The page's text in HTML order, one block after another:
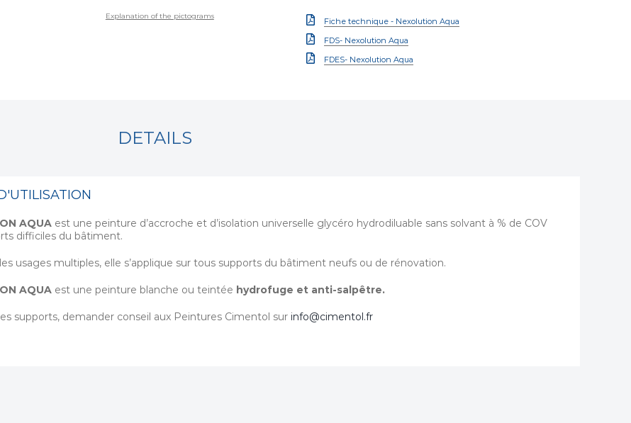
Explanation of the pictograms
Fiche technique - Nexolution Aqua
FDS- Nexolution Aqua
FDES- Nexolution Aqua
DETAILS
AQUA est une peinture d’accroche et d’isolation universelle glycéro hydrodiluable sans solvant à % de COV
difficiles du bâtiment.
usages multiples, elle s’applique sur tous supports du bâtiment neufs ou de rénovation.
AQUA est une peinture blanche ou teintée hydrofuge et anti-salpêtre.
supports, demander conseil aux Peintures Cimentol sur info@cimentol.fr